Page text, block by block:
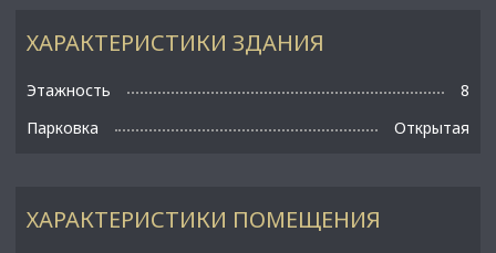
ХАРАКТЕРИСТИКИ ПОМЕЩЕНИЯ
ХАРАКТЕРИСТИКИ ЗДАНИЯ
Этажность
8
Парковка
Открытая